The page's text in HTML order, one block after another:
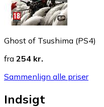
Ghost of Tsushima (PS4)
fra 254 kr.
Sammenlign alle priser
Indsigt